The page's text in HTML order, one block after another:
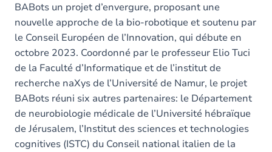
BABots un projet d’envergure, proposant une
nouvelle approche de la bio-robotique et soutenu par
le Conseil Européen de l’Innovation, qui débute en
octobre 2023. Coordonné par le professeur Elio Tuci
de la Faculté d’Informatique et de l’institut de
recherche naXys de l’Université de Namur, le projet
BABots réuni six autres partenaires: le Département
de neurobiologie médicale de l’Université hébraïque
de Jérusalem, l’Institut des sciences et technologies
cognitives (ISTC) du Conseil national italien de la